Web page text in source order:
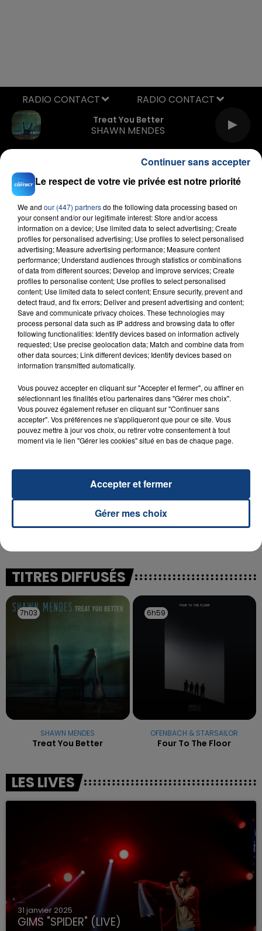
Treat You Better
SHAWN MENDES
RADIO CONTACT
FIL D'ACTU
23 juillet 2026
INCENDIE MORTEL À LENS : UNE FEMME ET
Un homme s'est immolé par le feu après avoir
aspergé sa compagne et leur bébé de trois mois
d'un liquide inflammable.
20 juillet 2026
UNE ADOLESCENTE DEVANT SE FAIRE
OPÉRER DE LA CHEVILLE RESSORT DE LA...
reconnu sa responsabilité et présenté ses
excuses.
TITRES DIFFUSÉS
7h03
7h03
SHAWN MENDES
Treat You Better
6h59
6h59
OFENBACH & STARSAILOR
Four To The Floor
LES LIVES
31 janvier 2025
GIMS "SPIDER" (LIVE)
Le respect de votre vie privée est notre priorité
We and our (447) partnersdo the following data processing based on
your consent and/or our legitimate interest: Store and/or access
information on a device; Use limited data to select advertising; Create
profiles for personalised advertising; Use profiles to select personalised
advertising; Measure advertising performance; Measure content
performance; Understand audiences through statistics or combinations
of data from different sources; Develop and improve services; Create
profiles to personalise content; Use profiles to select personalised
content; Use limited data to select content; Ensure security, prevent and
detect fraud, and fix errors; Deliver and present advertising and content;
Save and communicate privacy choices. These technologies may
process personal data such as IP address and browsing data to offer
following functionalities: Identify devices based on information actively
requested; Use precise geolocation data; Match and combine data from
other data sources; Link different devices; Identify devices based on
information transmitted automatically.
Vous pouvez accepter en cliquant sur "Accepter et fermer", ou affiner en
sélectionnant les finalités et/ou partenaires dans "Gérer mes choix".
Vous pouvez également refuser en cliquant sur "Continuer sans
accepter". Vos préférences ne s'appliqueront que pour ce site. Vous
pouvez mettre à jour vos choix, ou retirer votre consentement à tout
moment via le lien "Gérer les cookies" situé en bas de chaque page.
Gérer mes choix
Accepter et fermer
Continuer sans accepter